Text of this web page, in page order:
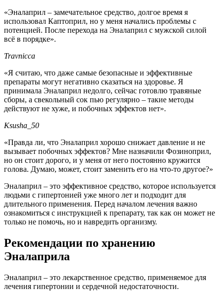
«Эналаприл – замечательное средство, долгое время я
использовал Каптоприл, но у меня начались проблемы с
потенцией. После перехода на Эналаприл с мужской силой
всё в порядке».
Travnicca
«Я считаю, что даже самые безопасные и эффективные
препараты могут негативно сказаться на здоровье. Я
принимала Эналаприл недолго, сейчас готовлю травяные
сборы, а свекольный сок пью регулярно – такие методы
действуют не хуже, и побочных эффектов нет».
Ksusha_50
«Правда ли, что Эналаприл хорошо снижает давление и не
вызывает побочных эффектов? Мне назначили Фозиноприл,
но он стоит дорого, и у меня от него постоянно кружится
голова. Думаю, может, стоит заменить его на что-то другое?»
Эналаприл – это эффективное средство, которое используется
людьми с гипертонией уже много лет и подходит для
длительного применения. Перед началом лечения важно
ознакомиться с инструкцией к препарату, так как он может не
только не помочь, но и навредить организму.
Рекомендации по хранению
Эналаприла
Эналаприл – это лекарственное средство, применяемое для
лечения гипертонии и сердечной недостаточности.